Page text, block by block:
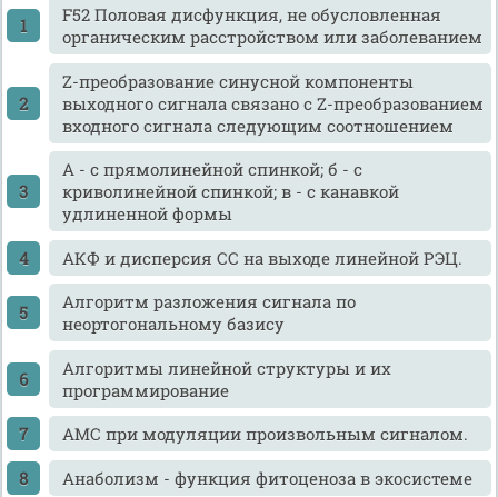
F52 Половая дисфункция, не обусловленная
органическим расстройством или заболеванием
Z-преобразование синусной компоненты
выходного сигнала связано с Z-преобразованием
входного сигнала следующим соотношением
А - с прямолинейной спинкой; б - с
криволинейной спинкой; в - с канавкой
удлиненной формы
АКФ и дисперсия СС на выходе линейной РЭЦ.
Алгоритм разложения сигнала по
неортогональному базису
Алгоритмы линейной структуры и их
программирование
АМС при модуляции произвольным сигналом.
Анаболизм - функция фитоценоза в экосистеме